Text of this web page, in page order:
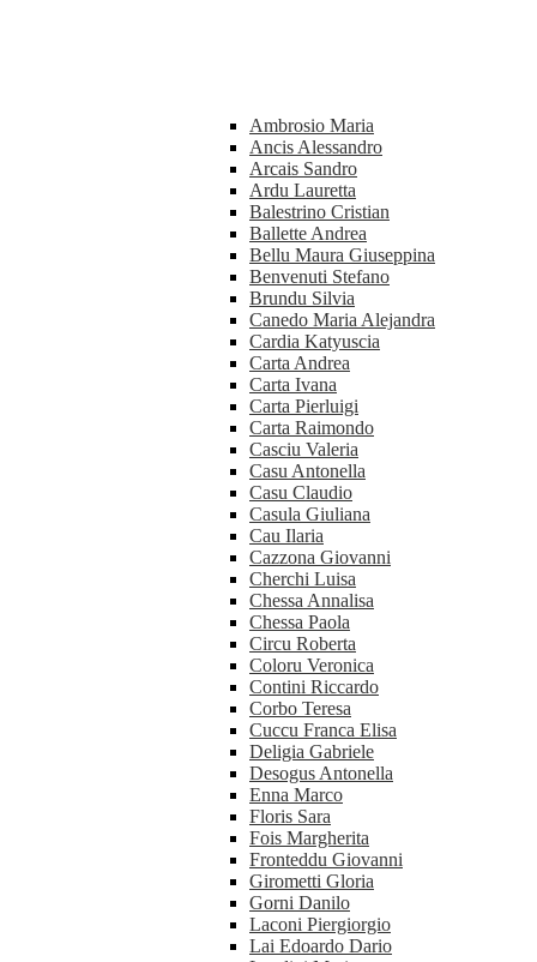
Ambrosio Maria
Ancis Alessandro
Arcais Sandro
Ardu Lauretta
Balestrino Cristian
Ballette Andrea
Bellu Maura Giuseppina
Benvenuti Stefano
Brundu Silvia
Canedo Maria Alejandra
Cardia Katyuscia
Carta Andrea
Carta Ivana
Carta Pierluigi
Carta Raimondo
Casciu Valeria
Casu Antonella
Casu Claudio
Casula Giuliana
Cau Ilaria
Cazzona Giovanni
Cherchi Luisa
Chessa Annalisa
Chessa Paola
Circu Roberta
Coloru Veronica
Contini Riccardo
Corbo Teresa
Cuccu Franca Elisa
Deligia Gabriele
Desogus Antonella
Enna Marco
Floris Sara
Fois Margherita
Fronteddu Giovanni
Girometti Gloria
Gorni Danilo
Laconi Piergiorgio
Lai Edoardo Dario